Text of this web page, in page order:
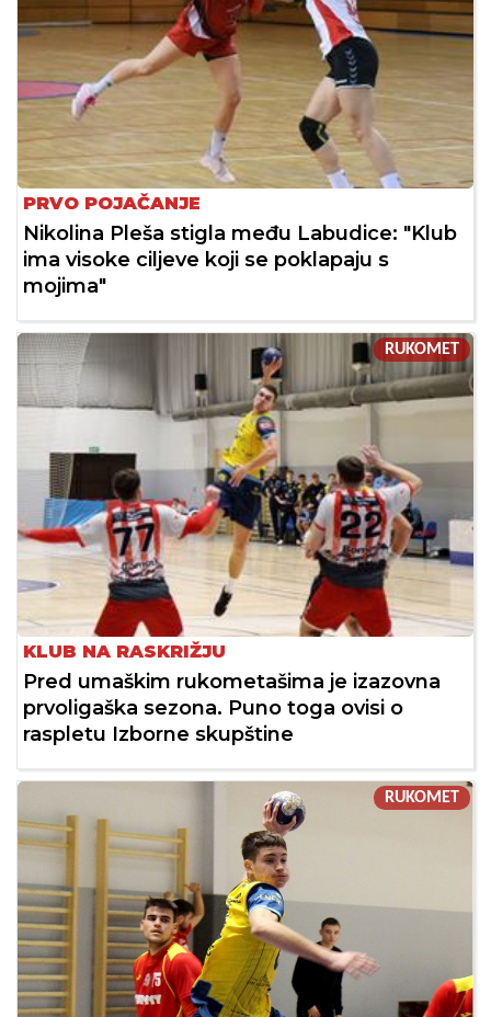
PRVO POJAČANJE
Nikolina Pleša stigla među Labudice: "Klub
ima visoke ciljeve koji se poklapaju s
mojima"
RUKOMET
KLUB NA RASKRIŽJU
Pred umaškim rukometašima je izazovna
prvoligaška sezona. Puno toga ovisi o
raspletu Izborne skupštine
RUKOMET